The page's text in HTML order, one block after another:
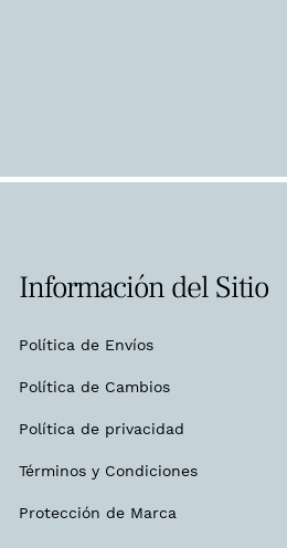
Información del Sitio
Política de Envíos
Política de Cambios
Política de privacidad
Términos y Condiciones
Protección de Marca